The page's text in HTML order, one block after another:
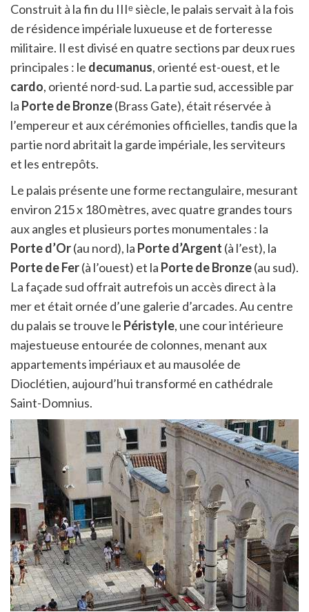
Construit à la fin du IIIᵉ siècle, le palais servait à la fois
de résidence impériale luxueuse et de forteresse
militaire. Il est divisé en quatre sections par deux rues
principales : le decumanus, orienté est-ouest, et le
cardo, orienté nord-sud. La partie sud, accessible par
la Porte de Bronze(Brass Gate), était réservée à
l’empereur et aux cérémonies officielles, tandis que la
partie nord abritait la garde impériale, les serviteurs
et les entrepôts.
Le palais présente une forme rectangulaire, mesurant
environ 215 x 180 mètres, avec quatre grandes tours
aux angles et plusieurs portes monumentales : la
Porte d’Or(au nord), la Porte d’Argent (à l’est), la
Porte de Fer(à l’ouest) et la Porte de Bronze(au sud).
La façade sud offrait autrefois un accès direct à la
mer et était ornée d’une galerie d’arcades. Au centre
du palais se trouve le Péristyle, une cour intérieure
majestueuse entourée de colonnes, menant aux
appartements impériaux et au mausolée de
Dioclétien, aujourd’hui transformé en cathédrale
Saint-Domnius.